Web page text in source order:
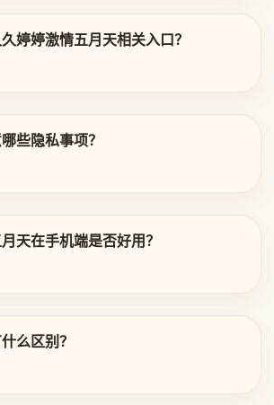
婷婷激情五月天相关入口？
些隐私事项？
天在手机端是否好用？
么区别？